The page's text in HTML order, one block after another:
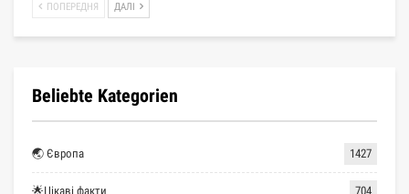
ПОПЕРЕДНЯ ДАЛІ
Beliebte Kategorien
🌏 Європа 1427
🌟Цікаві факти 704